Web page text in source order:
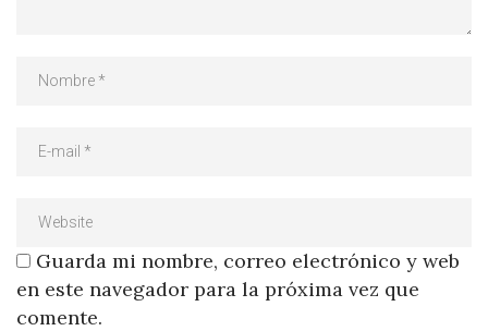
Guarda mi nombre, correo electrónico y web
en este navegador para la próxima vez que
comente.